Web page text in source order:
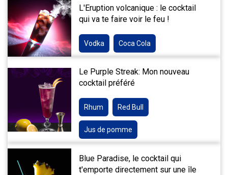
L'Eruption volcanique : le cocktail
qui va te faire voir le feu !
Vodka Coca Cola
Le Purple Streak: Mon nouveau
cocktail préféré
Rhum Red Bull
Jus de pomme
Blue Paradise, le cocktail qui
t'emporte directement sur une île